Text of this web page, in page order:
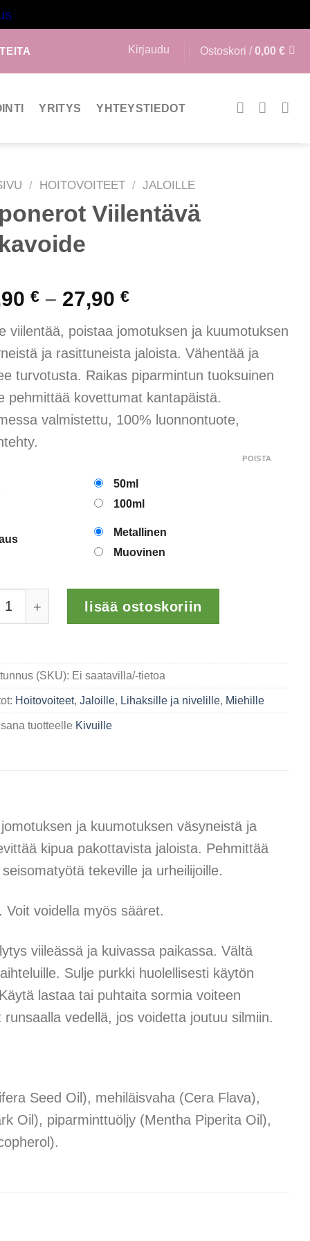
Kirjaudu Ostoskori /0,00 €
YRITYS YHTEYSTIEDOT
/ HOITOVOITEET / JALOILLE
Viilentävä
€ – 27,90 €Hintaluokka:
-
27,90 €
viilentää, poistaa jomotuksen ja kuumotuksen
ja rasittuneista jaloista. Vähentää ja
turvotusta. Raikas piparmintun tuoksuinen
pehmittää kovettumat kantapäistä.
valmistettu, 100% luonnontuote,
50ml
100ml
Metallinen
Muovinen
POISTA
Viilentävä jalkavoide määrä
lisää ostoskoriin
(SKU): Ei saatavilla/-tietoa
Hoitovoiteet, Jaloille, Lihaksille ja nivelille, Miehille
tuotteelle Kivuille
ja kuumotuksen väsyneistä ja
kipua pakottavista jaloista. Pehmittää
tekeville ja urheilijoille.
voidella myös sääret.
viileässä ja kuivassa paikassa. Vältä
Sulje purkki huolellisesti käytön
lastaa tai puhtaita sormia voiteen
vedellä, jos voidetta joutuu silmiin.
Seed Oil), mehiläisvaha (Cera Flava),
Oil), piparminttuöljy (Mentha Piperita Oil),